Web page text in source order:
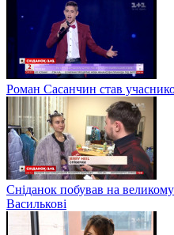
Роман Сасанчин став
Сніданок побував на
Василькові